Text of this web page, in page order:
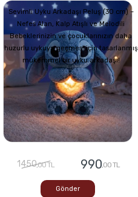
Sevimli Uyku Arkadaşı Peluş (30 cm) –
Nefes Alan, Kalp Atışlı ve Melodili
Bebeklerinizin ve çocuklarınızın daha
huzurlu uykuya geçmesi için tasarlanmış
mükemmel bir uyku arkadaşı!
1450,00 TL 990,00 TL
Gönder